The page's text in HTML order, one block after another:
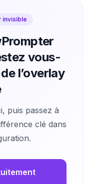
invisible
vous-
l’overlay
puis passez à
clé dans